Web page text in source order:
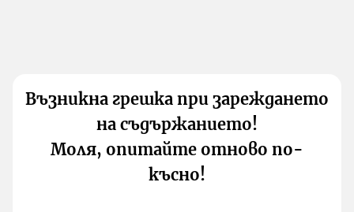
Възникна грешка при зареждането
на съдържанието!
Моля, опитайте отново по-
късно!